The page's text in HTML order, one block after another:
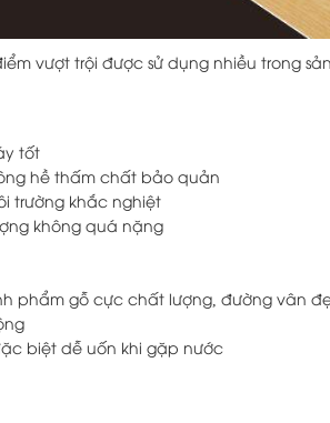
vượt trội được sử dụng nhiều trong
tốt
hề thấm chất bảo quản
trường khắc nghiệt
không quá nặng
phẩm gỗ cực chất lượng, đường vân
biệt dễ uốn khi gặp nước